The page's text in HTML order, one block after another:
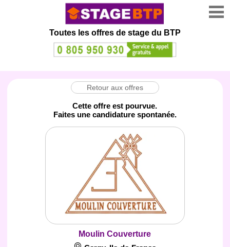
Toutes les offres de stage du BTP
Retour aux offres
Cette offre est pourvue.
Faites une candidature spontanée.
Moulin Couverture